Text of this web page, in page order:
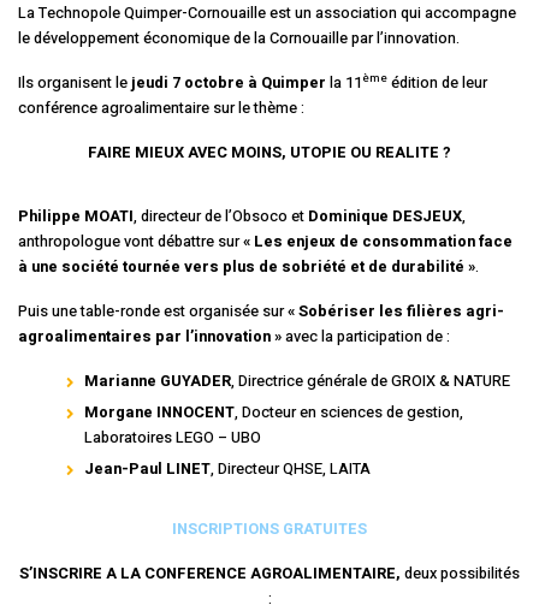
La Technopole Quimper-Cornouaille est un association qui accompagne
le développement économique de la Cornouaille par l’innovation.
Ils organisent le jeudi 7 octobre à Quimper la 11ème édition de leur
conférence agroalimentaire sur le thème :
FAIRE MIEUX AVEC MOINS, UTOPIE OU REALITE ?
Philippe MOATI, directeur de l’Obsoco et Dominique DESJEUX,
anthropologue vont débattre sur« Les enjeux de consommation face
à une société tournée vers plus de sobriété et de durabilité ».
Puis une table-ronde est organisée sur« Sobériser les filières agri-
agroalimentaires par l’innovation »avec la participation de :
Marianne GUYADER, Directrice générale de GROIX & NATURE
Morgane INNOCENT, Docteur en sciences de gestion,
Laboratoires LEGO – UBO
Jean-Paul LINET, Directeur QHSE, LAITA
INSCRIPTIONS GRATUITES
S’INSCRIRE A LA CONFERENCE AGROALIMENTAIRE, deux possibilités
: